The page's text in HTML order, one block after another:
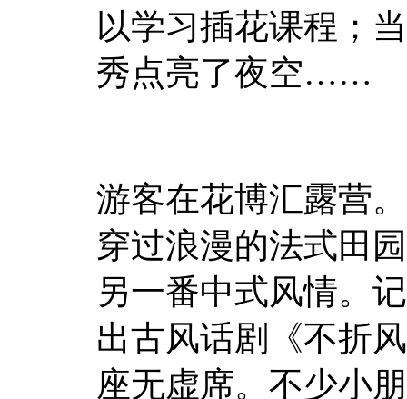
以学习插花课程；
秀点亮了夜空……
游客在花博汇露营
穿过浪漫的法式田
另一番中式风情。
出古风话剧《不折
座无虚席。不少小